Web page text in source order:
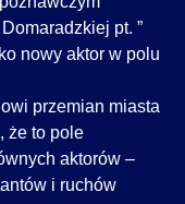
pt. ”
nowy aktor w polu
przemian miasta
że to pole
aktorów –
i ruchów